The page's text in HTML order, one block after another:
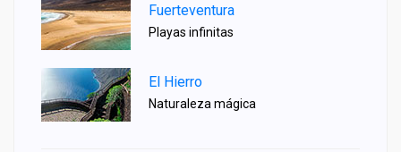
Fuerteventura
Playas infinitas
El Hierro
Naturaleza mágica